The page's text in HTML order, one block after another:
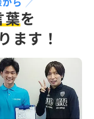
葉を
ます！